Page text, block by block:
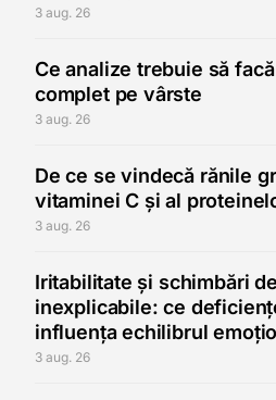
3 aug. 26
Ce analize trebuie să
complet pe vârste
3 aug. 26
De ce se vindecă rănile
vitaminei C și al
3 aug. 26
Iritabilitate și schimbări
inexplicabile: ce
influența echilibrul
3 aug. 26